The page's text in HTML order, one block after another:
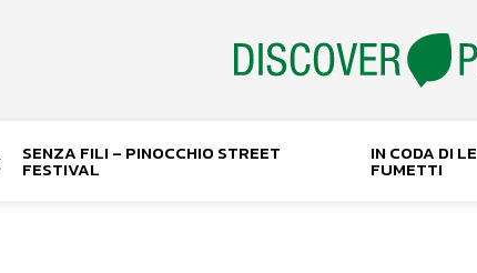
SENZA FILI – PINOCCHIO STREET
FESTIVAL
IN CODA DI
FUMETTI